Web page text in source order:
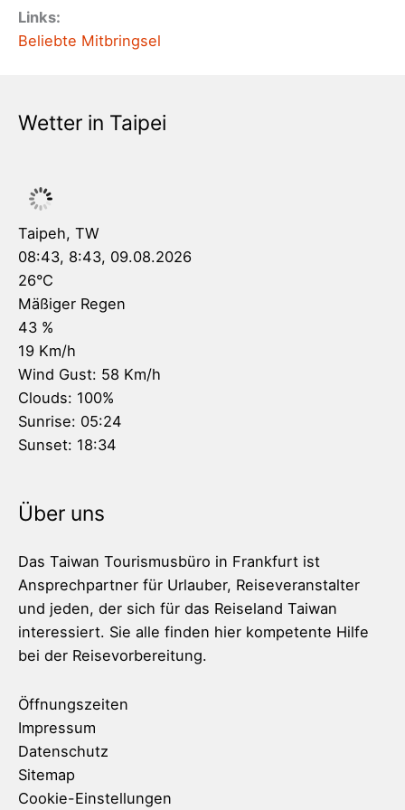
Links:
Beliebte Mitbringsel
Wetter in Taipei
Taipeh, TW
08:43, 8:43, 09.08.2026
26°C
Mäßiger Regen
43 %
19 Km/h
Wind Gust: 58 Km/h
Clouds: 100%
Sunrise: 05:24
Sunset: 18:34
Über uns
Das Taiwan Tourismusbüro in Frankfurt ist
Ansprechpartner für Urlauber, Reiseveranstalter
und jeden, der sich für das Reiseland Taiwan
interessiert. Sie alle finden hier kompetente Hilfe
bei der Reisevorbereitung.
Öffnungszeiten
Impressum
Datenschutz
Sitemap
Cookie-Einstellungen